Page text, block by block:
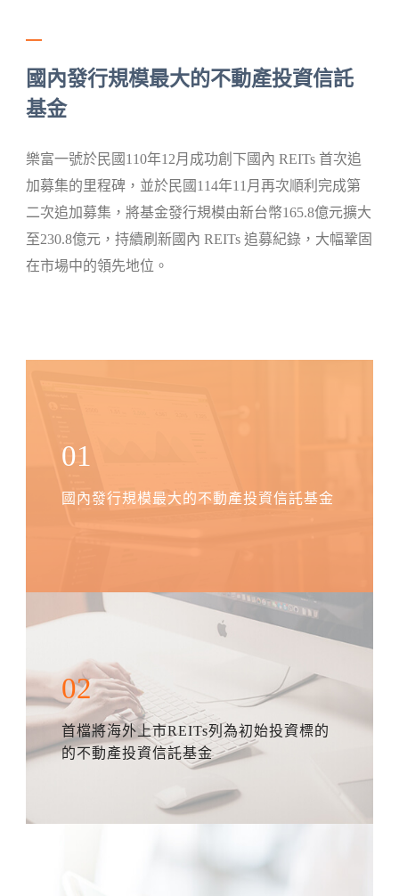
國內發行規模最大的不動產投資信託
基金
樂富一號於民國110年12月成功創下國內 REITs 首次追
加募集的里程碑，並於民國114年11月再次順利完成第
二次追加募集，將基金發行規模由新台幣165.8億元擴大
至230.8億元，持續刷新國內 REITs 追募紀錄，大幅鞏固
在市場中的領先地位。
01
國內發行規模最大的不動產投資信託基金
02
首檔將海外上市REITs列為初始投資標的
的不動產投資信託基金